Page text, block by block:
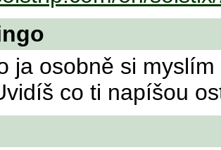
ja osobně si
co ti napíšou